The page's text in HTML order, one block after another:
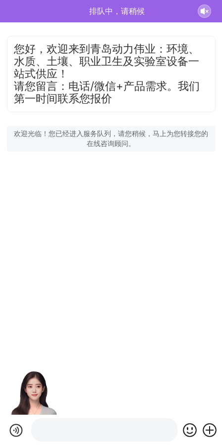
排队中，请稍候
您好，欢迎来到青岛动力伟业：环境、
水质、土壤、职业卫生及实验室设备一
站式供应！
请您留言：电话/微信+产品需求。我们
第一时间联系您报价
欢迎光临！您已经进入服务队列，请您稍候，马上为您转接您的
在线咨询顾问。